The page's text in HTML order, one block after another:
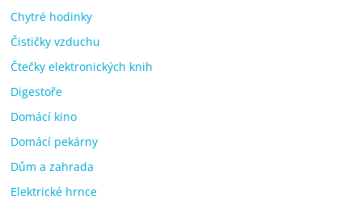
Chytré hodinky
Čističky vzduchu
Čtečky elektronických knih
Digestoře
Domácí kino
Domácí pekárny
Dům a zahrada
Elektrické hrnce